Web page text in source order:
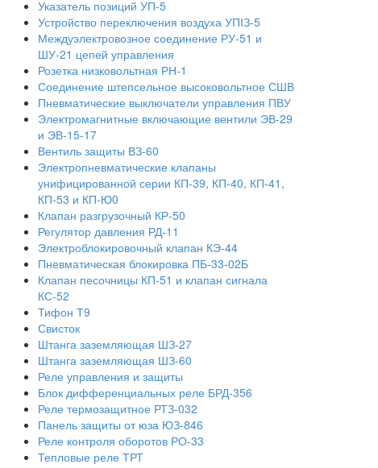
Указатель позиций УП-5
Устройство переключения воздуха УПІЗ-5
Междуэлектровозное соединение РУ-51 и
ШУ-21 цепей управления
Розетка низковольтная РН-1
Соединение штепсельное высоковольтное СШВ
Пневматические выключатели управления ПВУ
Электромагнитные включающие вентили ЭВ-29
и ЭВ-15-17
Вентиль защиты ВЗ-60
Электропневматические клапаны
унифицированной серии КП-39, КП-40, КП-41,
КП-53 и КП-Ю0
Клапан разгрузочный КР-50
Регулятор давления РД-11
Электроблокировочный клапан КЭ-44
Пневматическая блокировка ПБ-33-02Б
Клапан песочницы КП-51 и клапан сигнала
КС-52
Тифон Т9
Свисток
Штанга заземляющая ШЗ-27
Штанга заземляющая ШЗ-60
Реле управления и защиты
Блок дифференциальных реле БРД-356
Реле термозащитное РТЗ-032
Панель защиты от юза ЮЗ-846
Реле контроля оборотов РО-33
Тепловые реле ТРТ